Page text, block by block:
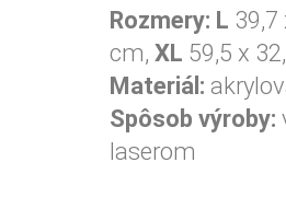
Rozmery: L 39,7
cm, XL 59,5 x
Materiál:
Spôsob výroby:
laserom